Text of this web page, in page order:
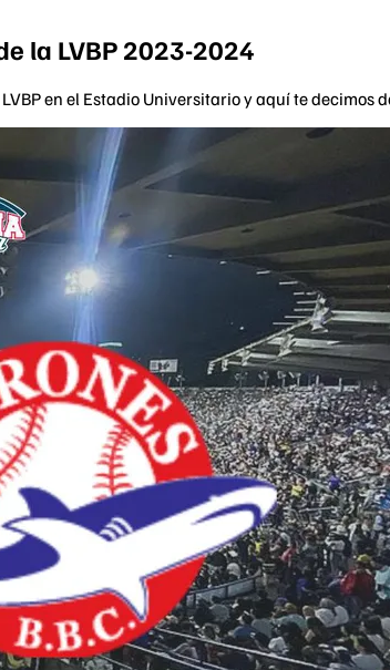
la LVBP 2023-2024
en el Estadio Universitario y aquí te decimos